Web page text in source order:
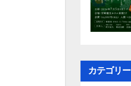
カテゴリー